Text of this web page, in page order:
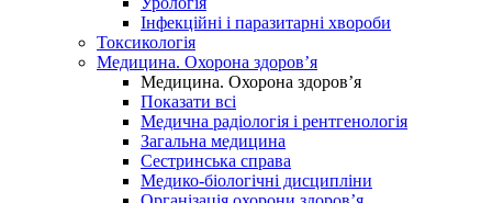
Інфекційні і паразитарні хвороби
Токсикологія
Медицина. Охорона здоров’я
Медицина. Охорона здоров’я
Показати всі
Медична радіологія і рентгенологія
Загальна медицина
Сестринська справа
Медико-біологічні дисципліни